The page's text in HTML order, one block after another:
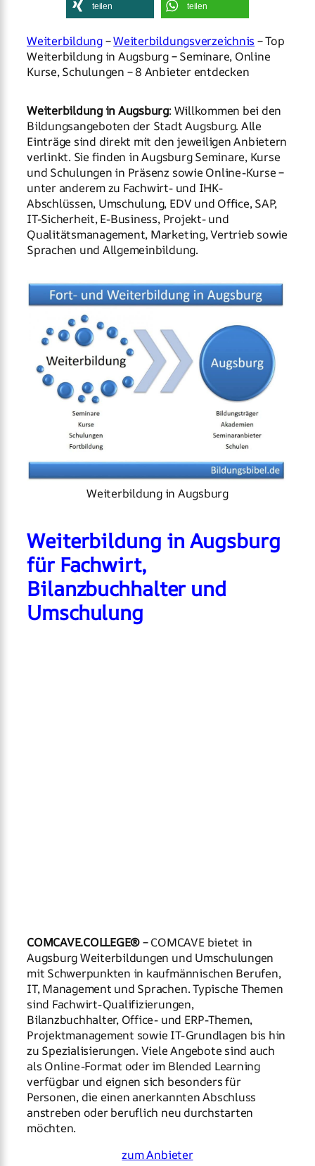
teilen teilen
Weiterbildung–Weiterbildungsverzeichnis – Top
Weiterbildung in Augsburg – Seminare, Online
Kurse, Schulungen – 8 Anbieter entdecken
Weiterbildung in Augsburg: Willkommen bei den
Bildungsangeboten der Stadt Augsburg. Alle
Einträge sind direkt mit den jeweiligen Anbietern
verlinkt. Sie finden in Augsburg Seminare, Kurse
und Schulungen in Präsenz sowie Online-Kurse –
unter anderem zu Fachwirt- und IHK-
Abschlüssen, Umschulung, EDV und Office, SAP,
IT-Sicherheit, E-Business, Projekt- und
Qualitätsmanagement, Marketing, Vertrieb sowie
Sprachen und Allgemeinbildung.
Weiterbildung in Augsburg
Weiterbildung in Augsburg
für Fachwirt,
Bilanzbuchhalter und
Umschulung
COMCAVE.COLLEGE®– COMCAVE bietet in
Augsburg Weiterbildungen und Umschulungen
mit Schwerpunkten in kaufmännischen Berufen,
IT, Management und Sprachen. Typische Themen
sind Fachwirt-Qualifizierungen,
Bilanzbuchhalter, Office- und ERP-Themen,
Projektmanagement sowie IT-Grundlagen bis hin
zu Spezialisierungen. Viele Angebote sind auch
als Online-Format oder im Blended Learning
verfügbar und eignen sich besonders für
Personen, die einen anerkannten Abschluss
anstreben oder beruflich neu durchstarten
möchten.
zum Anbieter